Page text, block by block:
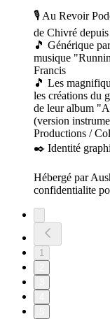
🎙️ Au Revoir
de Chivré
🎵 Générique
musique
Francis
🎵 Les
les créations du
de leur album
(version
Productions /
✒️ Identité
Hébergé par
confidentialite
1